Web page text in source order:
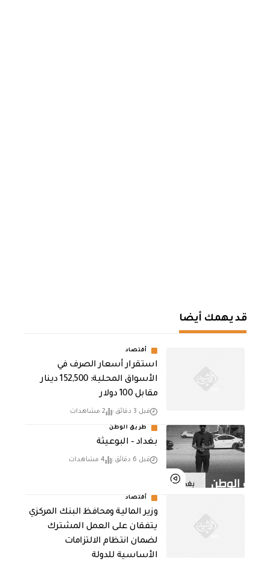
قد يهمك أيضا
أقتصاد
استقرار أسعار الصرف في
الأسواق المحلية: 152,500 دينار
مقابل 100 دولار
قبل 3 دقائق 2 مشاهدات
طريق الوطن
بغداد – البوعيثة
قبل 6 دقائق 4 مشاهدات
أقتصاد
وزير المالية ومحافظ البنك المركزي
يتفقان على العمل المشترك
لضمان انتظام الالتزامات
الأساسية للدولة